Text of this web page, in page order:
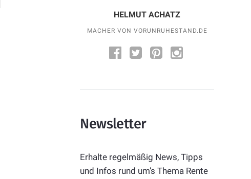
HELMUT ACHATZ
MACHER VON VORUNRUHESTAND.DE
Newsletter
Erhalte regelmäßig News, Tipps
und Infos rund um’s Thema Rente